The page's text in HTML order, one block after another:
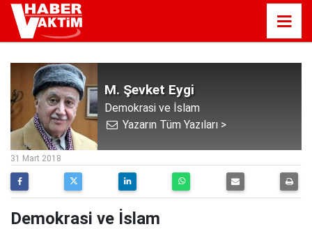
M. Şevket Eygi
Demokrasi ve İslam
Yazarın Tüm Yazıları >
07:49
31 Mart 2018
Demokrasi ve İslam